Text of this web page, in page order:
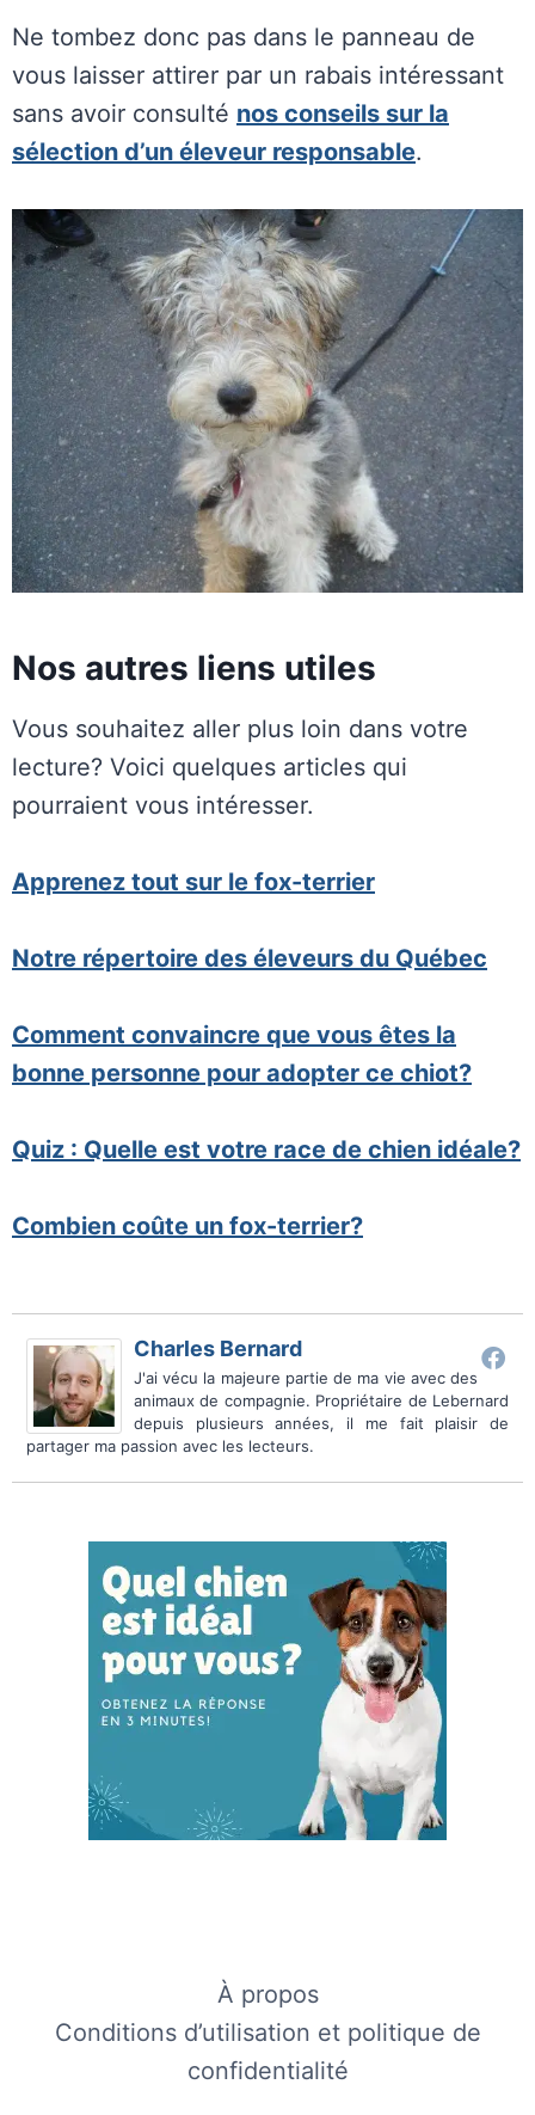
Ne tombez donc pas dans le panneau de
vous laisser attirer par un rabais intéressant
sans avoir consulté nos conseils sur la
sélection d’un éleveur responsable.
Nos autres liens utiles
Vous souhaitez aller plus loin dans votre
lecture? Voici quelques articles qui
pourraient vous intéresser.
Apprenez tout sur le fox-terrier
Notre répertoire des éleveurs du Québec
Comment convaincre que vous êtes la
bonne personne pour adopter ce chiot?
Quiz : Quelle est votre race de chien idéale?
Combien coûte un fox-terrier?
Charles Bernard
J'ai vécu la majeure partie de ma vie avec des
animaux de compagnie. Propriétaire de Lebernard
depuis plusieurs années, il me fait plaisir de
partager ma passion avec les lecteurs.
À propos
Conditions d’utilisation et politique de
confidentialité